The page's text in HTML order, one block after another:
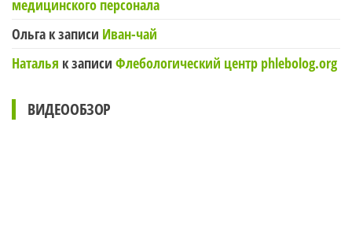
медицинского персонала
Ольга к записи Иван-чай
Наталья к записи Флебологический центр phlebolog.org
ВИДЕООБЗОР